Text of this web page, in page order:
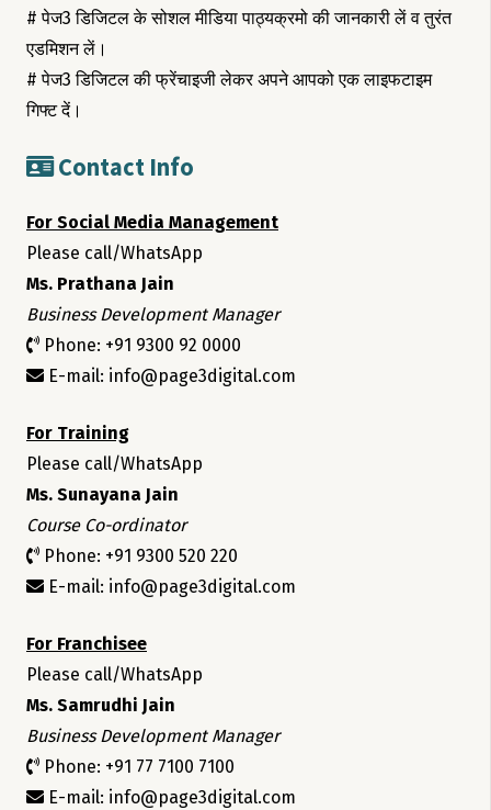
# पेज3 डिजिटल के सोशल मीडिया पाठ्यक्रमो की जानकारी लें व तुरंत
एडमिशन लें।
# पेज3 डिजिटल की फ्रेंचाइजी लेकर अपने आपको एक लाइफटाइम
गिफ्ट दें।
Contact Info
For Social Media Management
Please call/WhatsApp
Ms. Prathana Jain
Business Development Manager
Phone: +91 9300 92 0000
E-mail: info@page3digital.com
For Training
Please call/WhatsApp
Ms. Sunayana Jain
Course Co-ordinator
Phone: +91 9300 520 220
E-mail: info@page3digital.com
For Franchisee
Please call/WhatsApp
Ms. Samrudhi Jain
Business Development Manager
Phone: +91 77 7100 7100
E-mail: info@page3digital.com